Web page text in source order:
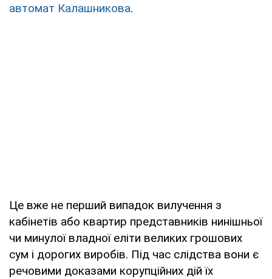
автомат Калашникова.
Це вже не перший випадок вилучення з
кабінетів або квартир представників нинішньої
чи минулої владної еліти великих грошових
сум і дорогих виробів. Під час слідства вони є
речовими доказами корупційних дій їх